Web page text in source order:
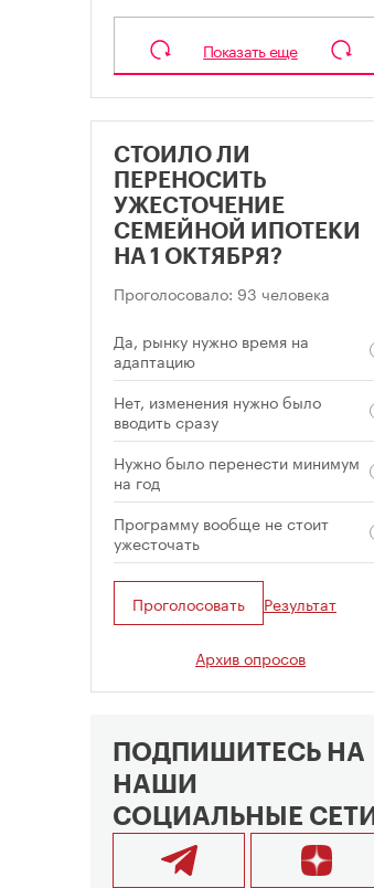
Показать еще
СТОИЛО ЛИ
ПЕРЕНОСИТЬ
УЖЕСТОЧЕНИЕ
СЕМЕЙНОЙ ИПОТЕКИ
НА 1 ОКТЯБРЯ?
Проголосовало: 93 человека
Да, рынку нужно время на
адаптацию
Нет, изменения нужно было
вводить сразу
Нужно было перенести минимум
на год
Программу вообще не стоит
ужесточать
Проголосовать Результат
Архив опросов
ПОДПИШИТЕСЬ НА
НАШИ
СОЦИАЛЬНЫЕ СЕТИ